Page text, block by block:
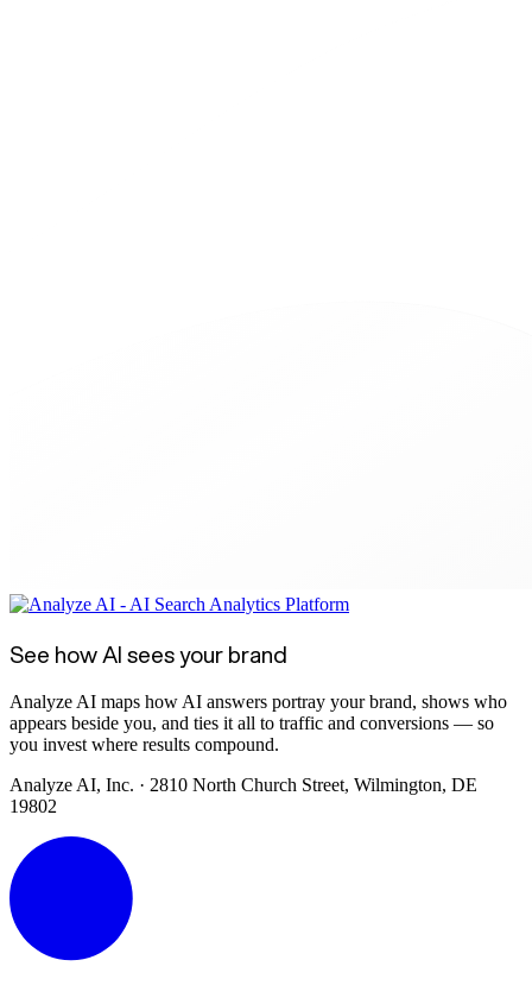
See how AI sees your brand
Analyze AI maps how AI answers portray your brand, shows who
appears beside you, and ties it all to traffic and conversions — so
you invest where results compound.
Analyze AI, Inc. · 2810 North Church Street, Wilmington, DE
19802